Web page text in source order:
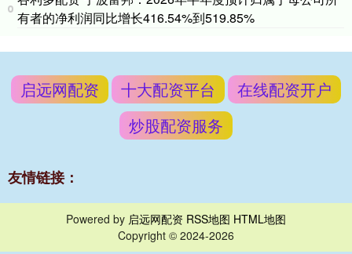
有者的净利润同比增长416.54%到519.85%
启远网配资 十大配资平台
在线配资开户
炒股配资服务
友情链接：
Powered by 启远网配资 RSS地图 HTML地图
Copyright © 2024-2026